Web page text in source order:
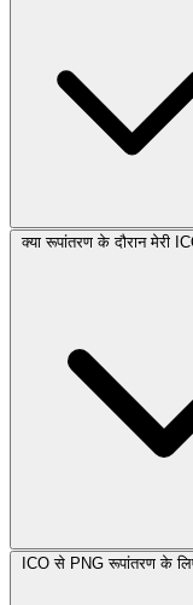
क्या रूपांतरण के दौरान मेरी
ICO से PNG रूपांतरण के